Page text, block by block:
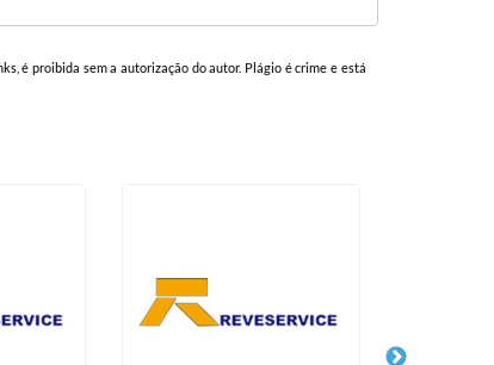
é proibida sem a autorização do autor. Plágio é crime e está